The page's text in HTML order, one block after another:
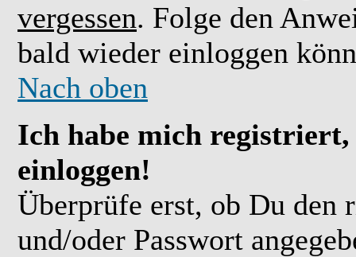
vergessen. Folge den
bald wieder einloggen
Nach oben
Ich habe mich
einloggen!
Überprüfe erst, ob Du den
und/oder Passwort